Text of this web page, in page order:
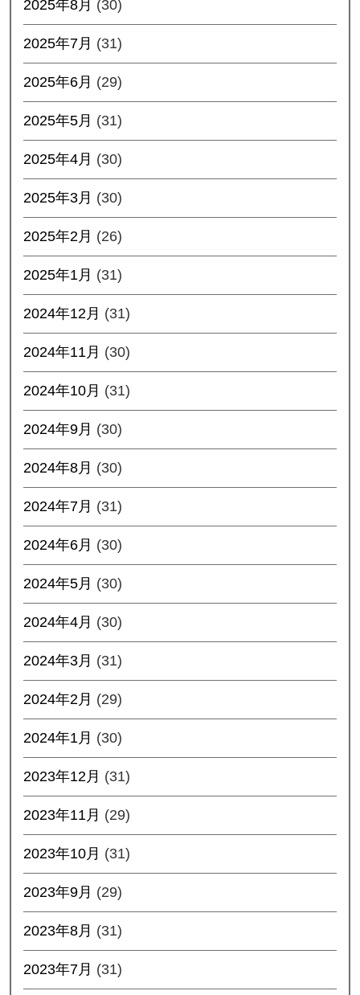
2025年8月 (30)
2025年7月 (31)
2025年6月 (29)
2025年5月 (31)
2025年4月 (30)
2025年3月 (30)
2025年2月 (26)
2025年1月 (31)
2024年12月 (31)
2024年11月 (30)
2024年10月 (31)
2024年9月 (30)
2024年8月 (30)
2024年7月 (31)
2024年6月 (30)
2024年5月 (30)
2024年4月 (30)
2024年3月 (31)
2024年2月 (29)
2024年1月 (30)
2023年12月 (31)
2023年11月 (29)
2023年10月 (31)
2023年9月 (29)
2023年8月 (31)
2023年7月 (31)